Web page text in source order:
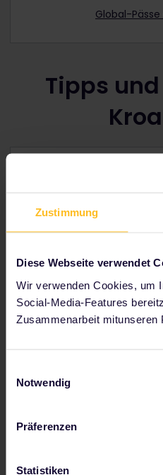
Zustimmung
Diese Webseite verwendet
Wir verwenden Cookies, um
Social-Media-Features
Zusammenarbeit mitunseren
Notwendig
Präferenzen
Statistiken
Global-
Tipps
Hauptbahnhof Zagreb:
Hauptbahnhof fährt.
Interrail Passes gelten
Straßenbahn.
Kilometer
öffentlichen